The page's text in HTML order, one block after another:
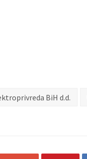
BiH d.d.